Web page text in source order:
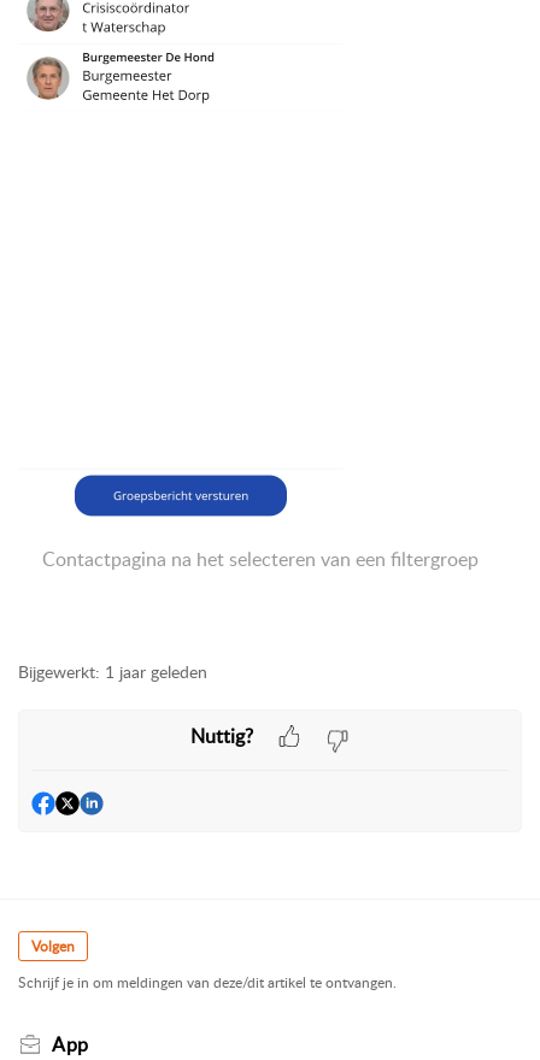
Contactpagina na het selecteren van een filtergroep
Bijgewerkt: 1 jaar geleden
Nuttig?
Volgen
Schrijf je in om meldingen van deze/dit artikel te ontvangen.
App